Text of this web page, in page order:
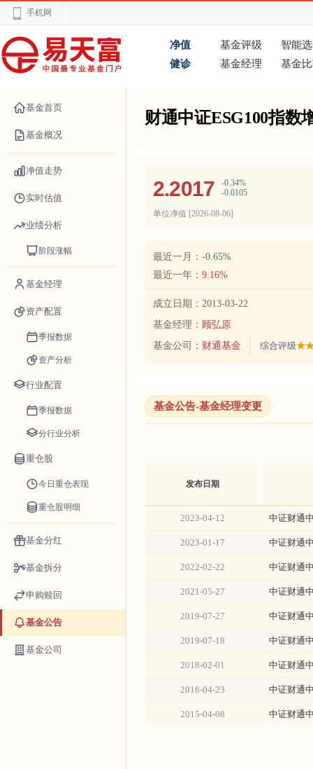
手机网
净值 基金评级
智能
健诊
基金经理 基金
基金首页
基金概况
净值走势
实时估值
业绩分析
阶段涨幅
基金经理
资产配置
季报数据
资产分析
行业配置
季报数据
分行业分析
重仓股
今日重仓表现
重仓股明细
基金分红
基金拆分
申购赎回
基金公告
基金公司
财通中证ESG100指数
2.2017
-0.34%
-0.0105
单位净值 [2026-08-06]
最近一月： -0.65%
最近一年： 9.16%
成立日期： 2013-03-22
基金经理： 顾弘原
基金公司： 财通基金 综合评级
基金公告-基金经理变更
发布日期
2023-04-12 中证财通
2023-01-17 中证财通
2022-02-22 中证财通
2021-05-27 中证财通
2019-07-27 中证财通
2019-07-18 中证财通
2018-02-01 中证财通
2016-04-23 中证财通
2015-04-08 中证财通